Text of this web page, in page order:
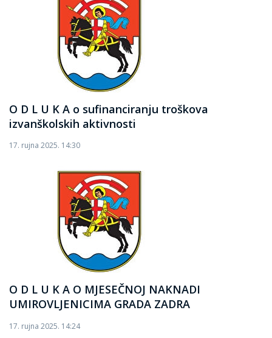
O D L U K A o sufinanciranju troškova
izvanškolskih aktivnosti
17. rujna 2025. 14:30
O D L U K A O MJESEČNOJ NAKNADI
UMIROVLJENICIMA GRADA ZADRA
17. rujna 2025. 14:24